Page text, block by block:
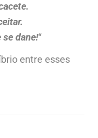
se dane!“
entre esses